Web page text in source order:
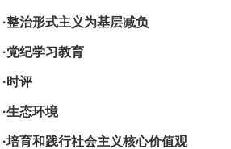
·整治形式主义为基层减负
·党纪学习教育
·时评
·生态环境
·培育和践行社会主义核心价值观